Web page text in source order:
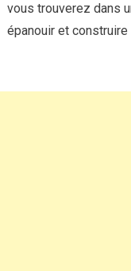
vous trouverez dans
épanouir et construire